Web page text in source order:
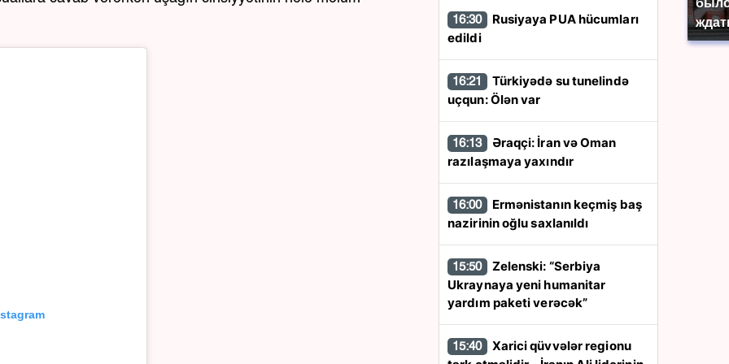
было
16:30
edildi
16:21
uçqun: Ölən var
16:13
razılaşmaya yaxındır
16:00
nazirinin oğlu saxlanıldı
15:50
Ukraynaya yeni humanitar
yardım paketi verəcək”
15:40